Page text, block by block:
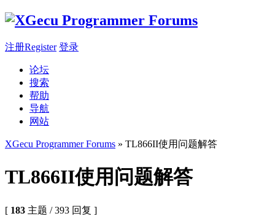
注册Register 登录
论坛
搜索
帮助
导航
网站
XGecu Programmer Forums » TL866II使用问题解答
TL866II使用问题解答
[ 183 主题 / 393 回复 ]